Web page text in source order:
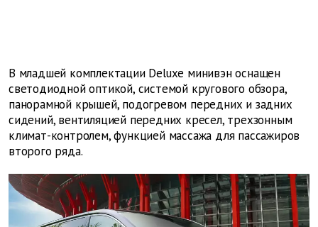
В младшей комплектации Deluxe минивэн оснащен
светодиодной оптикой, системой кругового обзора,
панорамной крышей, подогревом передних и задних
сидений, вентиляцией передних кресел, трехзонным
климат-контролем, функцией массажа для пассажиров
второго ряда.